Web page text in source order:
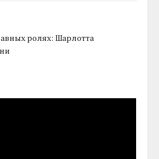
ролях: Шарлотта